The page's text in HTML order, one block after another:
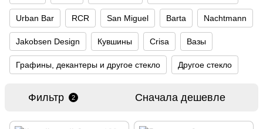
Urban Bar RCR San Miguel Barta Nachtmann
Jakobsen Design Кувшины Crisa Вазы
Графины, декантеры и другое стекло Другое стекло
Фильтр 2 Сначала дешевле